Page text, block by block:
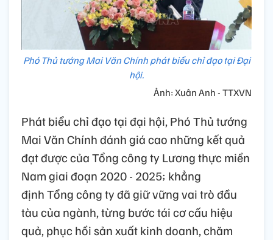
Phó Thủ tướng Mai Văn Chính phát biểu chỉ đạo tại Đại
hội.
Ảnh: Xuân Anh - TTXVN
Phát biểu chỉ đạo tại đại hội, Phó Thủ tướng
Mai Văn Chính đánh giá cao những kết quả
đạt được của Tổng công ty Lương thực miền
Nam giai đoạn 2020 - 2025; khẳng
định Tổng công ty đã giữ vững vai trò đầu
tàu của ngành, từng bước tái cơ cấu hiệu
quả, phục hồi sản xuất kinh doanh, chăm